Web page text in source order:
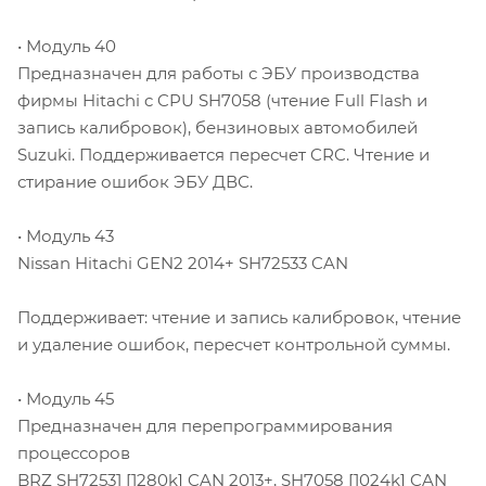
• Модуль 40
Предназначен для работы с ЭБУ производства
фирмы Hitachi c CPU SH7058 (чтение Full Flash и
запись калибровок), бензиновых автомобилей
Suzuki. Поддерживается пересчет CRC. Чтение и
стирание ошибок ЭБУ ДВС.
• Модуль 43
Nissan Hitachi GEN2 2014+ SH72533 CAN
Поддерживает: чтение и запись калибровок, чтение
и удаление ошибок, пересчет контрольной суммы.
• Модуль 45
Предназначен для перепрограммирования
процессоров
BRZ SH72531 [1280k] CAN 2013+, SH7058 [1024k] CAN